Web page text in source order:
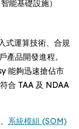
能基礎設施）
式運算技術、合規
產品開發進程。
能夠迅速搶佔市
合 TAA 及 NDAA
系統模組 (SOM)